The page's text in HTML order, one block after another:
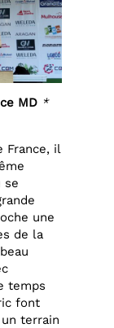
MD *
France, il
se
une
de la
temps
font
terrain